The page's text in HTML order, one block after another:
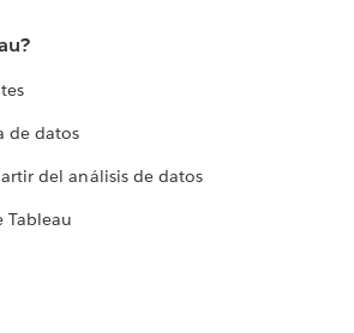
de datos
del análisis de datos
Tableau